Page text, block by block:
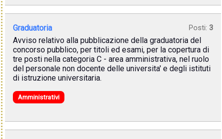
Graduatoria Posti: 3
Avviso relativo alla pubblicazione della graduatoria del
concorso pubblico, per titoli ed esami, per la copertura di
tre posti nella categoria C - area amministrativa, nel ruolo
del personale non docente delle universita' e degli istituti
di istruzione universitaria.
Amministrativi